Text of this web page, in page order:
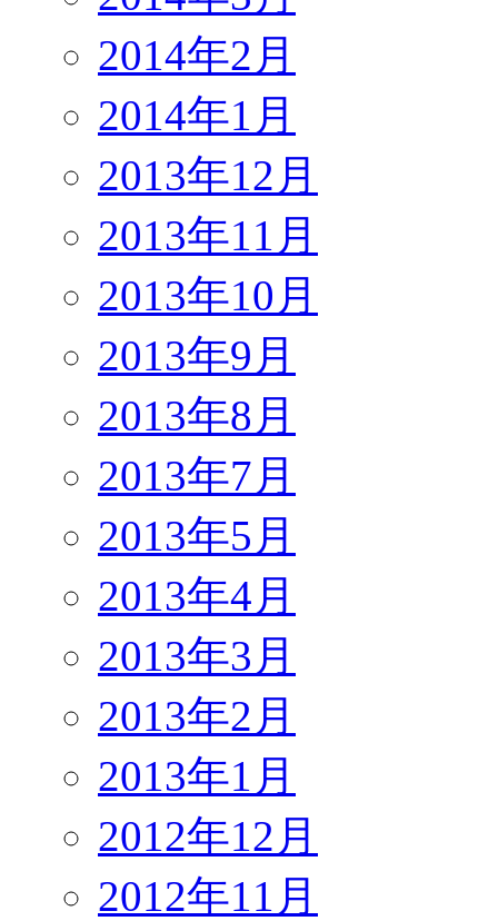
2014年2月
2014年1月
2013年12月
2013年11月
2013年10月
2013年9月
2013年8月
2013年7月
2013年5月
2013年4月
2013年3月
2013年2月
2013年1月
2012年12月
2012年11月